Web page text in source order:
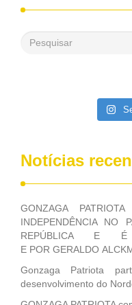
reais, com suas
saneamento básico, em
Patriota disse ainda
Notícias
GONZAGA
INDEPENDÊNCIA NO
REPÚBLICA E
E POR GERALDO
Gonzaga Patriota
desenvolvimento do